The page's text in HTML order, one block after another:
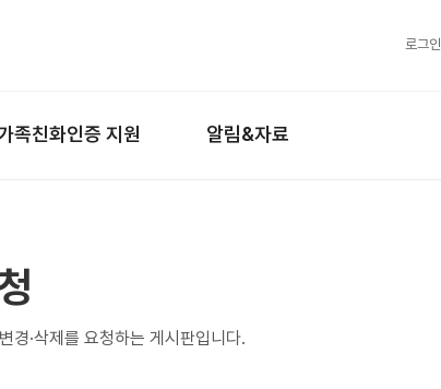
로그인
족친화인증 지원 알림&자료
경·삭제를 요청하는 게시판입니다.